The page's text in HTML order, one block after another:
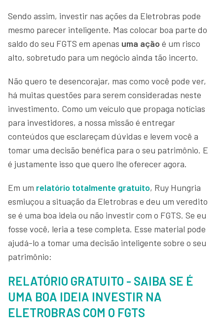
Sendo assim, investir nas ações da Eletrobras pode
mesmo parecer inteligente. Mas colocar boa parte do
saldo do seu FGTS em apenas uma ação é um risco
alto, sobretudo para um negócio ainda tão incerto.
Não quero te desencorajar, mas como você pode ver,
há muitas questões para serem consideradas neste
investimento. Como um veículo que propaga notícias
para investidores, a nossa missão é entregar
conteúdos que esclareçam dúvidas e levem você a
tomar uma decisão benéfica para o seu patrimônio. E
é justamente isso que quero lhe oferecer agora.
Em um relatório totalmente gratuito, Ruy Hungria
esmiuçou a situação da Eletrobras e deu um veredito
se é uma boa ideia ou não investir com o FGTS. Se eu
fosse você, leria a tese completa. Esse material pode
ajudá-lo a tomar uma decisão inteligente sobre o seu
patrimônio:
RELATÓRIO GRATUITO - SAIBA SE É
UMA BOA IDEIA INVESTIR NA
ELETROBRAS COM O FGTS